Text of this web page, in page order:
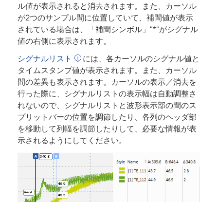
ル値が表示されると消去されます。また、カーソル
が2つのサンプル間に位置していて、補間値が表示
されている場合は、「補間シンボル」"*"がシグナル
値の右側に表示されます。
シグナルリスト
には、各カーソルのシグナル値と
タイムスタンプ値が表示されます。また、カーソル
間の差異も表示されます。カーソルの表示／消去を
行った際に、シグナルリストの表示幅は自動調整さ
れないので、シグナルリストと波形表示部の間のス
プリットバーの位置を調節したり、各列のヘッダ部
を移動して列幅を調節したりして、必要な情報が表
示されるようにしてください。